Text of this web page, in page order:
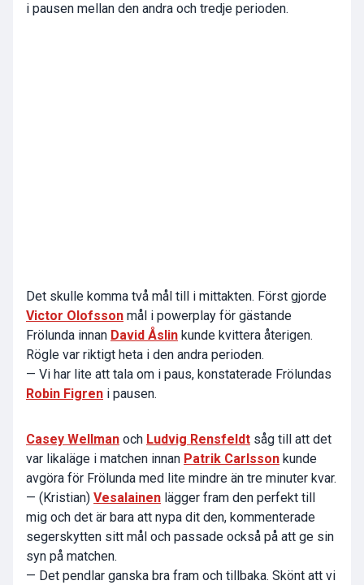
i pausen mellan den andra och tredje perioden.
Det skulle komma två mål till i mittakten. Först gjorde
Victor Olofsson mål i powerplay för gästande
Frölunda innan David Åslin kunde kvittera återigen.
Rögle var riktigt heta i den andra perioden.
— Vi har lite att tala om i paus, konstaterade Frölundas
Robin Figren i pausen.
Casey Wellman och Ludvig Rensfeldt såg till att det
var likaläge i matchen innan Patrik Carlsson kunde
avgöra för Frölunda med lite mindre än tre minuter kvar.
— (Kristian) Vesalainen lägger fram den perfekt till
mig och det är bara att nypa dit den, kommenterade
segerskytten sitt mål och passade också på att ge sin
syn på matchen.
— Det pendlar ganska bra fram och tillbaka. Skönt att vi